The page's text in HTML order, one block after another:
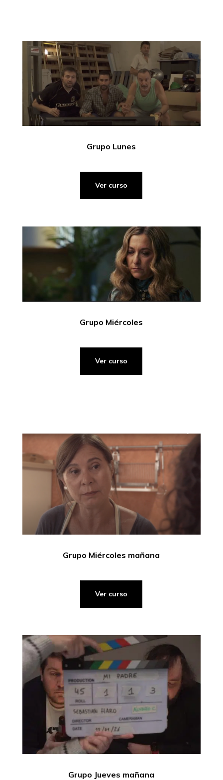
Grupo Lunes
Ver curso
Grupo Miércoles
Ver curso
Grupo Miércoles mañana
Ver curso
Grupo Jueves mañana